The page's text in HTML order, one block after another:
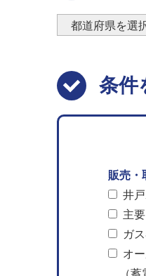
条件
販売・
井
主
ガ
オ